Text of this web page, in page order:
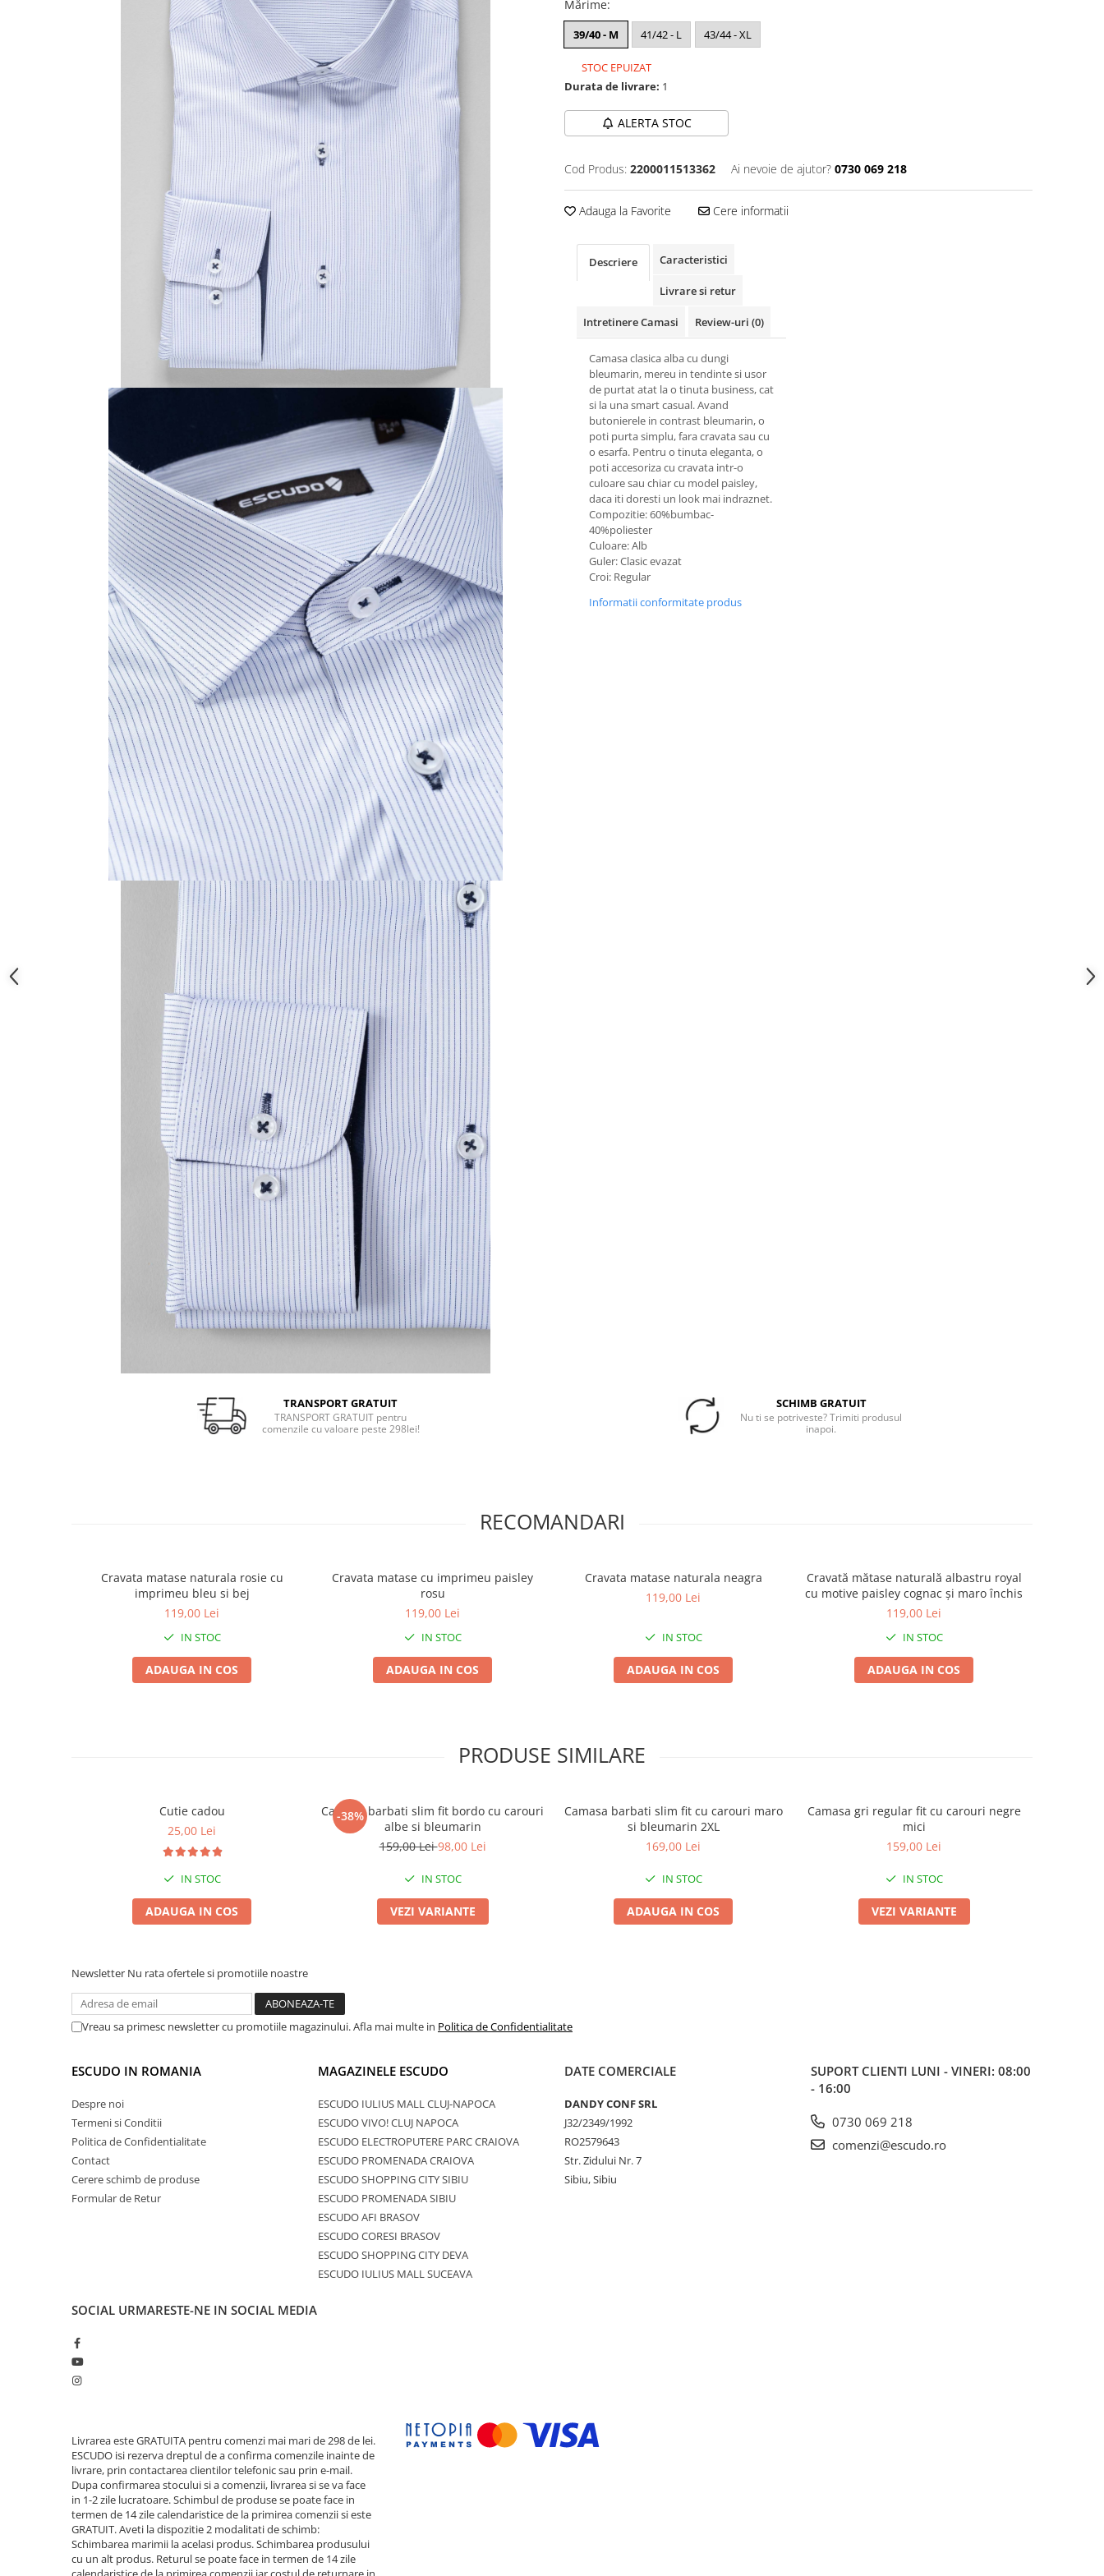
Mărime:
39/40 - M 41/42 - L 43/44 - XL
STOC EPUIZAT
Durata de livrare: 1
ALERTA STOC
Cod Produs: 2200011513362 Ai nevoie de ajutor? 0730 069 218
Adauga la Favorite Cere informatii
Descriere Caracteristici
Livrare si retur
Intretinere Camasi Review-uri (0)
Camasa clasica alba cu dungi
bleumarin, mereu in tendinte si usor
de purtat atat la o tinuta business, cat
si la una smart casual. Avand
butonierele in contrast bleumarin,o
poti purta simplu, fara cravata sau cu
o esarfa. Pentru o tinuta eleganta,o
poti accesoriza cu cravata intr-o
culoare sau chiar cu model paisley,
daca iti doresti un look mai indraznet.
Compozitie: 60%bumbac-
40%poliester
Culoare: Alb
Guler: Clasic evazat
Croi: Regular
Informatii conformitate produs
TRANSPORT GRATUIT
TRANSPORT GRATUIT pentru
comenzile cu valoare peste 298lei!
SCHIMB GRATUIT
Nu ti se potriveste? Trimiti produsul
inapoi.
RECOMANDARI
Cravata matase naturala rosie cu
imprimeu bleu si bej
119,00 Lei
IN STOC
ADAUGA IN COS
Cravata matase cu imprimeu paisley
rosu
119,00 Lei
IN STOC
ADAUGA IN COS
Cravata matase naturala neagra
119,00 Lei
IN STOC
ADAUGA IN COS
Cravată mătase naturală albastru royal
cu motive paisley cognac și maro închis
119,00 Lei
IN STOC
ADAUGA IN COS
PRODUSE SIMILARE
Cutie cadou
25,00 Lei
IN STOC
ADAUGA IN COS
-38%
Camasa barbati slim fit bordo cu carouri
albe si bleumarin
159,00 Lei98,00 Lei
IN STOC
VEZI VARIANTE
Camasa barbati slim fit cu carouri maro
si bleumarin 2XL
169,00 Lei
IN STOC
ADAUGA IN COS
Camasa gri regular fit cu carouri negre
mici
159,00 Lei
IN STOC
VEZI VARIANTE
Newsletter Nu rata ofertele si promotiile noastre
Vreau sa primesc newsletter cu promotiile magazinului. Afla mai multe in Politica de Confidentialitate
ESCUDO IN ROMANIA
Despre noi
Termeni si Conditii
Politica de Confidentialitate
Contact
Cerere schimb de produse
Formular de Retur
MAGAZINELE ESCUDO
ESCUDO IULIUS MALL CLUJ-NAPOCA
ESCUDO VIVO! CLUJ NAPOCA
ESCUDO ELECTROPUTERE PARC CRAIOVA
ESCUDO PROMENADA CRAIOVA
ESCUDO SHOPPING CITY SIBIU
ESCUDO PROMENADA SIBIU
ESCUDO AFI BRASOV
ESCUDO CORESI BRASOV
ESCUDO SHOPPING CITY DEVA
ESCUDO IULIUS MALL SUCEAVA
DATE COMERCIALE
DANDY CONF SRL
J32/2349/1992
RO2579643
Str. Zidului Nr. 7
Sibiu, Sibiu
SUPORT CLIENTI LUNI - VINERI: 08:00
- 16:00
0730 069 218
comenzi@escudo.ro
SOCIAL URMARESTE-NE IN SOCIAL MEDIA
Livrarea este GRATUITA pentru comenzi mai mari de 298 de lei.
ESCUDO isi rezerva dreptul de a confirma comenzile inainte de
livrare, prin contactarea clientilor telefonic sau prin e-mail.
Dupa confirmarea stocului si a comenzii, livrarea si se va face
in 1-2 zile lucratoare. Schimbul de produse se poate face in
termen de 14 zile calendaristice de la primirea comenzii si este
GRATUIT. Aveti la dispozitie 2 modalitati de schimb:
Schimbarea marimii la acelasi produs. Schimbarea produsului
cu un alt produs. Returul se poate face in termen de 14 zile